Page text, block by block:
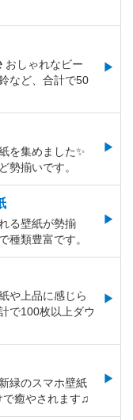
しゃれなビー
など、合計で50
を集めました✨
勢揃いです。
る壁紙が勢揃
種類豊富です。
や上品に感じら
で100枚以上ダウ
緑のスマホ壁紙
で癒やされます♫